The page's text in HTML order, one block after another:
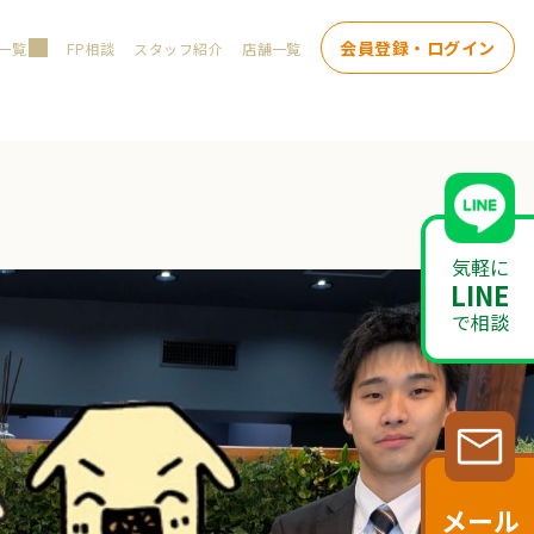
覧 FP相談 スタッフ紹介 店舗一覧 会員登録・ログイン
気軽に
LINE
で相談
メール